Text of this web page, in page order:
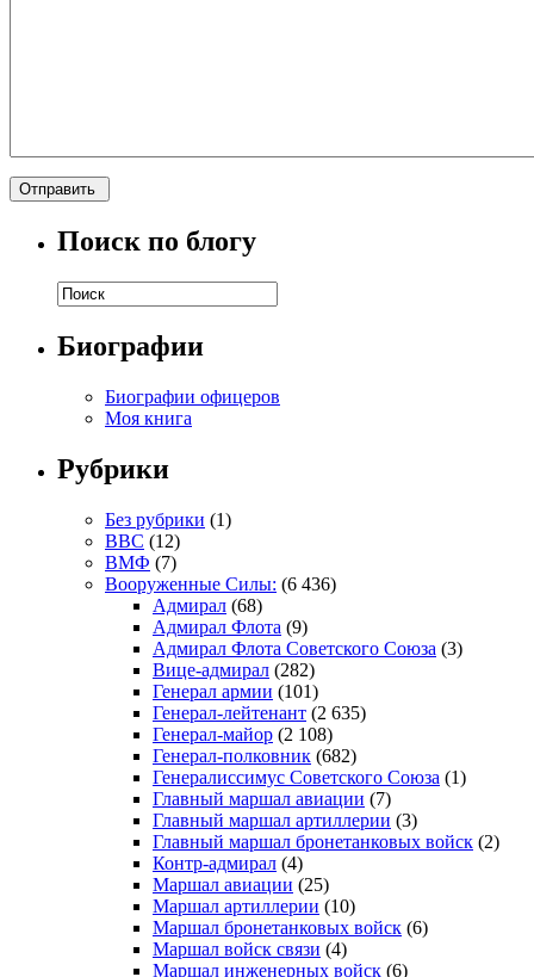
Поиск по блогу
Биографии
Биографии офицеров
Моя книга
Рубрики
Без рубрики (1)
ВВС (12)
ВМФ (7)
Вооруженные Силы: (6 436)
Адмирал (68)
Адмирал Флота (9)
Адмирал Флота Советского Союза (3)
Вице-адмирал (282)
Генерал армии (101)
Генерал-лейтенант (2 635)
Генерал-майор (2 108)
Генерал-полковник (682)
Генералиссимус Советского Союза (1)
Главный маршал авиации (7)
Главный маршал артиллерии (3)
Главный маршал бронетанковых войск (2)
Контр-адмирал (4)
Маршал авиации (25)
Маршал артиллерии (10)
Маршал бронетанковых войск (6)
Маршал войск связи (4)
Маршал инженерных войск (6)